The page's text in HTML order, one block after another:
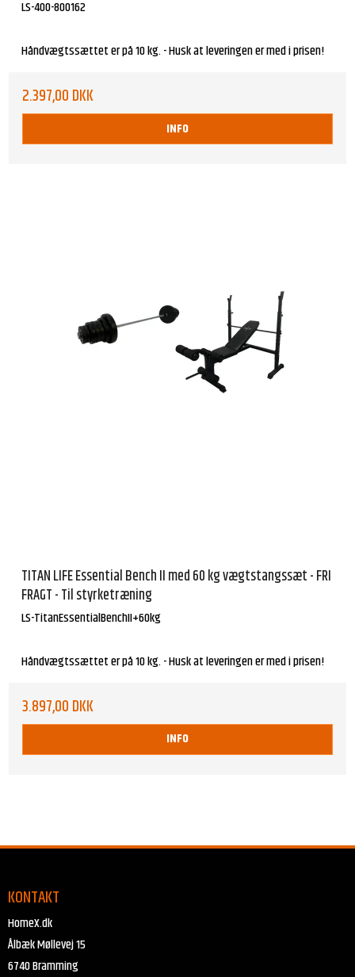
LS-400-800162
Håndvægtssættet er på 10 kg. - Husk at leveringen er med i prisen!
2.397,00 DKK
INFO
TITAN LIFE Essential Bench II med 60 kg vægtstangssæt - FRI
FRAGT - Til styrketræning
LS-TitanEssentialBenchII+60kg
Håndvægtssættet er på 10 kg. - Husk at leveringen er med i prisen!
3.897,00 DKK
INFO
KONTAKT
HomeX.dk
Ålbæk Møllevej 15
6740 Bramming